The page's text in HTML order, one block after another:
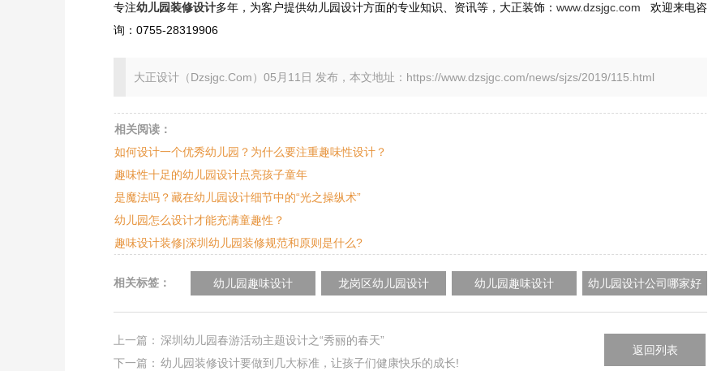
专注幼儿园装修设计多年，为客户提供幼儿园设计方面的专业知识、资讯等，大正装饰：www.dzsjgc.com 欢迎来电咨
询：0755-28319906
大正设计（Dzsjgc.Com）05月11日 发布，本文地址：https://www.dzsjgc.com/news/sjzs/2019/115.html
相关阅读：
如何设计一个优秀幼儿园？为什么要注重趣味性设计？
趣味性十足的幼儿园设计点亮孩子童年
是魔法吗？藏在幼儿园设计细节中的“光之操纵术”
幼儿园怎么设计才能充满童趣性？
趣味设计装修|深圳幼儿园装修规范和原则是什么?
相关标签： 幼儿园趣味设计 龙岗区幼儿园设计 幼儿园趣味设计 幼儿园设计公司哪家好
返回列表
上一篇： 深圳幼儿园春游活动主题设计之“秀丽的春天”
下一篇： 幼儿园装修设计要做到几大标准，让孩子们健康快乐的成长!